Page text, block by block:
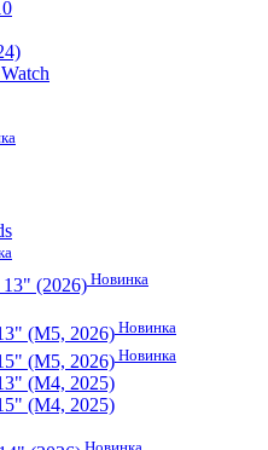
(2026) Новинка
(M5, 2026) Новинка
(M5, 2026) Новинка
(M4, 2025)
(M4, 2025)